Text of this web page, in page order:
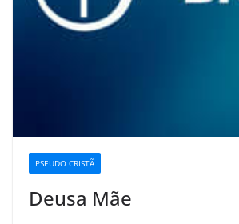
PSEUDO CRISTÃ
Deusa Mãe